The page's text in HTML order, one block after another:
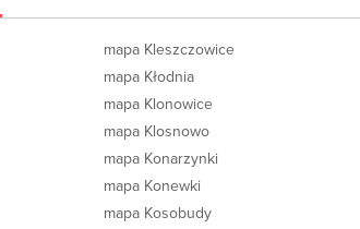
mapa Kleszczowice
mapa Kłodnia
mapa Klonowice
mapa Klosnowo
mapa Konarzynki
mapa Konewki
mapa Kosobudy